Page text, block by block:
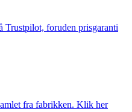
Trustpilot, foruden prisgaranti
fra fabrikken. Klik her